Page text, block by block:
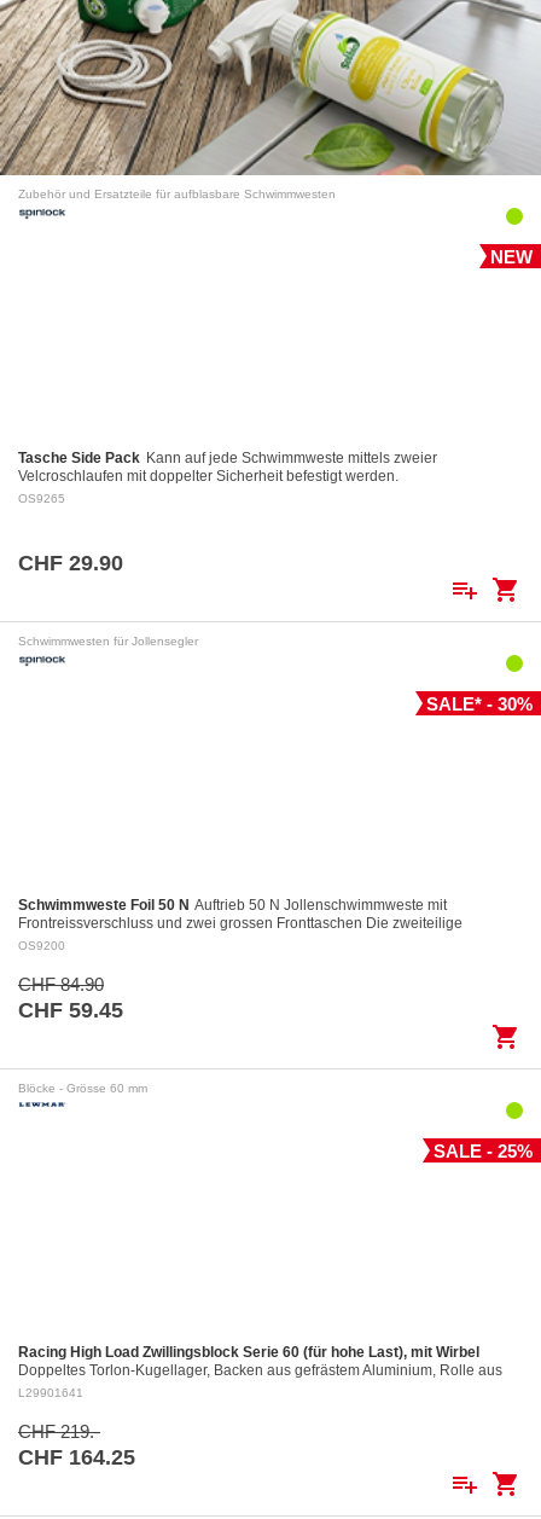
Zubehör und Ersatzteile für aufblasbare Schwimmwesten
NEW
Tasche Side Pack Kann auf jede Schwimmweste mittels zweier
Velcroschlaufen mit doppelter Sicherheit befestigt werden.
OS9265
CHF 29.90
playlist_add shopping_cart
Schwimmwesten für Jollensegler
SALE* - 30%
Schwimmweste Foil 50 N Auftrieb 50 N Jollenschwimmweste mit
Frontreissverschluss und zwei grossen Fronttaschen Die zweiteilige
Konstruktion des Rückenteils garantiert…
OS9200
CHF 84.90
CHF 59.45
shopping_cart
Blöcke - Grösse 60 mm
SALE - 25%
Racing High Load Zwillingsblock Serie 60 (für hohe Last), mit Wirbel
Doppeltes Torlon-Kugellager, Backen aus gefrästem Aluminium, Rolle aus
gefrästem Aluminium Ø 60 mm. Aluminiumrollen: ø 60 mm Für Tau bis: ø 12
L29901641
CHF 219.-
CHF 164.25
playlist_add shopping_cart